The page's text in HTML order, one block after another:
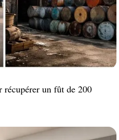
un fût de 200